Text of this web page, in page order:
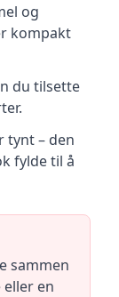
og
kompakt
du tilsette
tynt – den
fylde til å
sammen
en